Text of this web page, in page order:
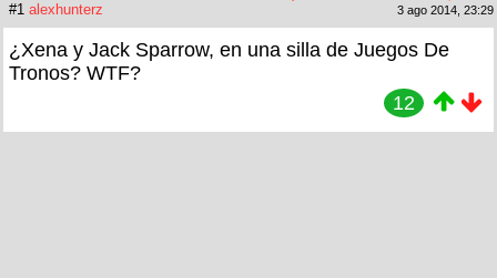
#1 alexhunterz 3 ago 2014, 23:29
¿Xena y Jack Sparrow, en una silla de Juegos De
Tronos? WTF?
12